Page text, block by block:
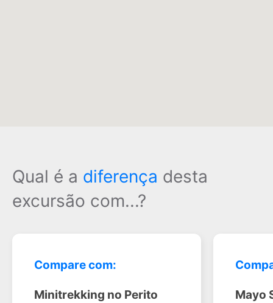
Qual é a diferença desta
excursão com...?
Compare com:
Minitrekking no Perito
Mayo